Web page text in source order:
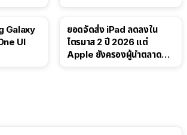
Galaxy
UI
ยอดจัดส่ง iPad ลดลงใน
ไตรมาส 2 ปี 2026 แต่
Apple ยังครองผู้นำตลาด